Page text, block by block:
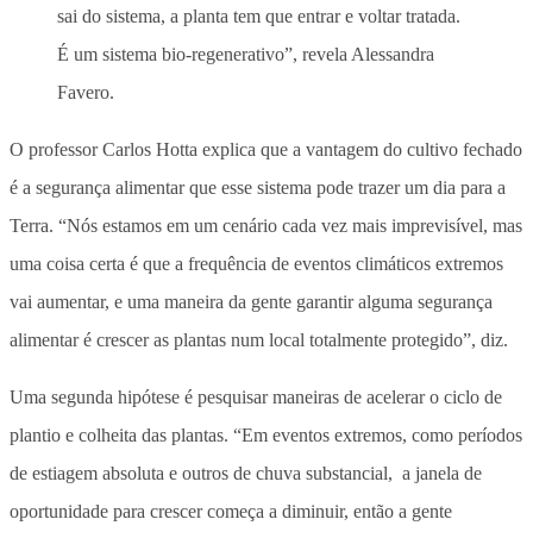
sai do sistema, a planta tem que entrar e voltar tratada.
É um sistema bio-regenerativo”, revela Alessandra
Favero.
O professor Carlos Hotta explica que a vantagem do cultivo fechado
é a segurança alimentar que esse sistema pode trazer um dia para a
Terra. “Nós estamos em um cenário cada vez mais imprevisível, mas
uma coisa certa é que a frequência de eventos climáticos extremos
vai aumentar, e uma maneira da gente garantir alguma segurança
alimentar é crescer as plantas num local totalmente protegido”, diz.
Uma segunda hipótese é pesquisar maneiras de acelerar o ciclo de
plantio e colheita das plantas. “Em eventos extremos, como períodos
de estiagem absoluta e outros de chuva substancial, a janela de
oportunidade para crescer começa a diminuir, então a gente